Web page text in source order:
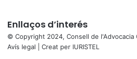
Enllaços d’interés
© Copyright 2024, Consell de l'Advocacia
Avís legal | Creat per IURISTEL